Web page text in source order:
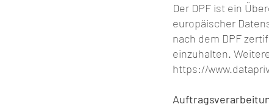
Der DPF ist ein
europäischer
nach dem DPF
einzuhalten.
https://